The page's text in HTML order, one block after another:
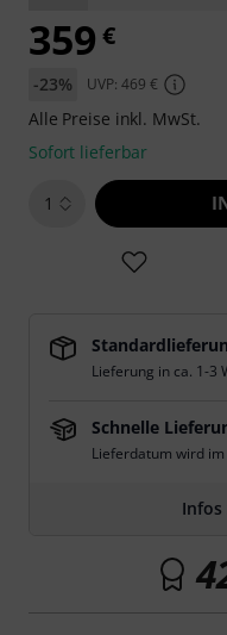
359 €
-23% UVP: 469 €
Alle Preise inkl. MwSt.
Sofort lieferbar
1
Lieferung in ca. 1-3
Schnelle
Lieferdatum wird
Infos